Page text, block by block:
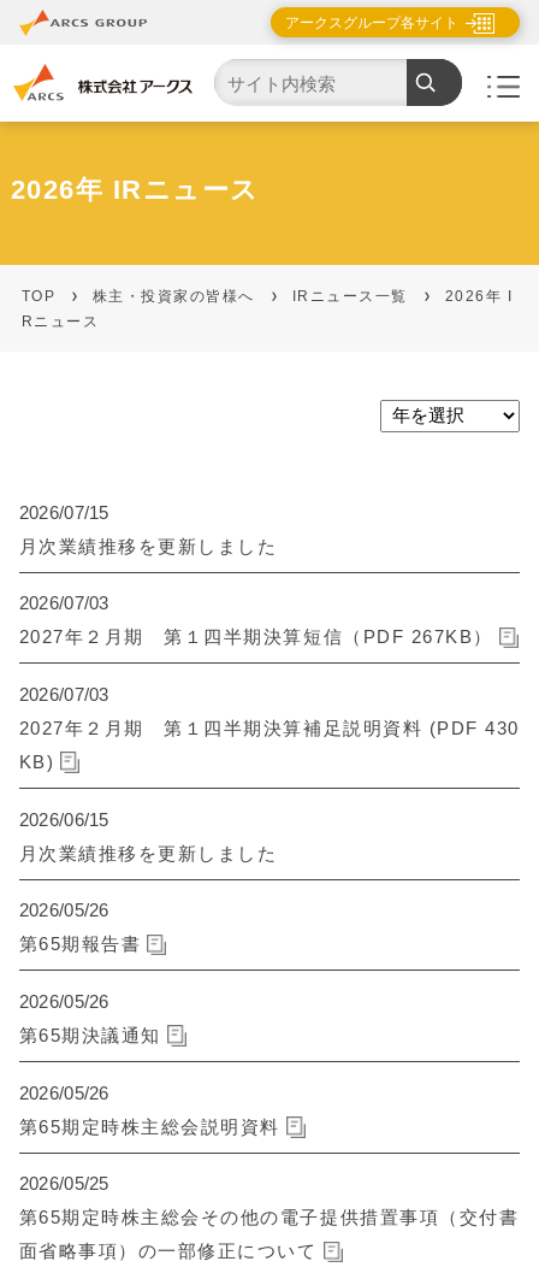
アークスグループ各サイト
2026年 IRニュース
TOP 株主・投資家の皆様へ IRニュース一覧
2026年 I
Rニュース
2026/07/15
月次業績推移を更新しました
2026/07/03
2027年２月期 第１四半期決算短信（PDF 267KB）
2026/07/03
2027年２月期 第１四半期決算補足説明資料 (PDF 430
KB)
2026/06/15
月次業績推移を更新しました
2026/05/26
第65期報告書
2026/05/26
第65期決議通知
2026/05/26
第65期定時株主総会説明資料
2026/05/25
第65期定時株主総会その他の電子提供措置事項（交付書
面省略事項）の一部修正について